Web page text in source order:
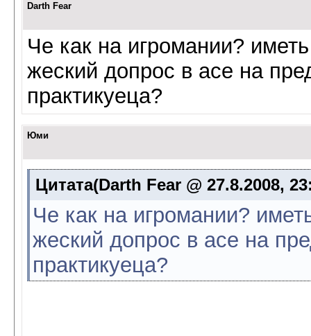
Darth Fear
Че как на игромании?
жеский допрос в асе на
практикуеца?
Юми
Цитата(Darth Fear @ 27.8.2008,
Че как на игромании?
жеский допрос в асе на
практикуеца?